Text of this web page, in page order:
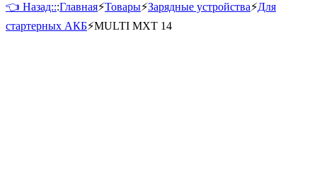
👈 Назад:::Главная⚡Товары⚡Зарядные устройства⚡Для
стартерных АКБ⚡MULTI MXT 14